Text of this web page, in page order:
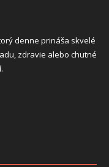
denne prináša skvelé
zdravie alebo chutné